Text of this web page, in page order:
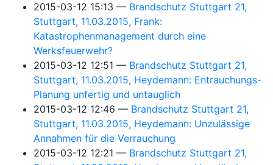
2015-03-12 15:13
Brandschutz Stuttgart 21,
Stuttgart, 11.03.2015, Frank:
Katastrophenmanagement durch eine
Werksfeuerwehr?
2015-03-12 12:51
Brandschutz Stuttgart 21,
Stuttgart, 11.03.2015, Heydemann: Entrauchungs-
Planung unfertig und untauglich
2015-03-12 12:46
Brandschutz Stuttgart 21,
Stuttgart, 11.03.2015, Heydemann: Unzulässige
Annahmen für die Verrauchung
2015-03-12 12:21
Brandschutz Stuttgart 21,